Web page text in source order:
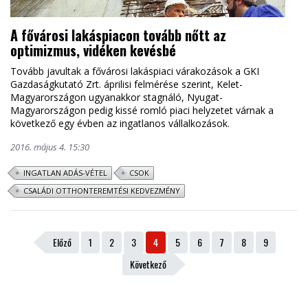
A fővárosi lakáspiacon tovább nőtt az
optimizmus, vidéken kevésbé
Tovább javultak a fővárosi lakáspiaci várakozások a GKI
Gazdaságkutató Zrt. áprilisi felmérése szerint, Kelet-
Magyarországon ugyanakkor stagnáló, Nyugat-
Magyarországon pedig kissé romló piaci helyzetet várnak a
következő egy évben az ingatlanos vállalkozások.
2016. május 4. 15:30
INGATLAN ADÁS-VÉTEL
CSOK
CSALÁDI OTTHONTEREMTÉSI KEDVEZMÉNY
Előző 1 2 3 4 5 6 7 8
9
Következő